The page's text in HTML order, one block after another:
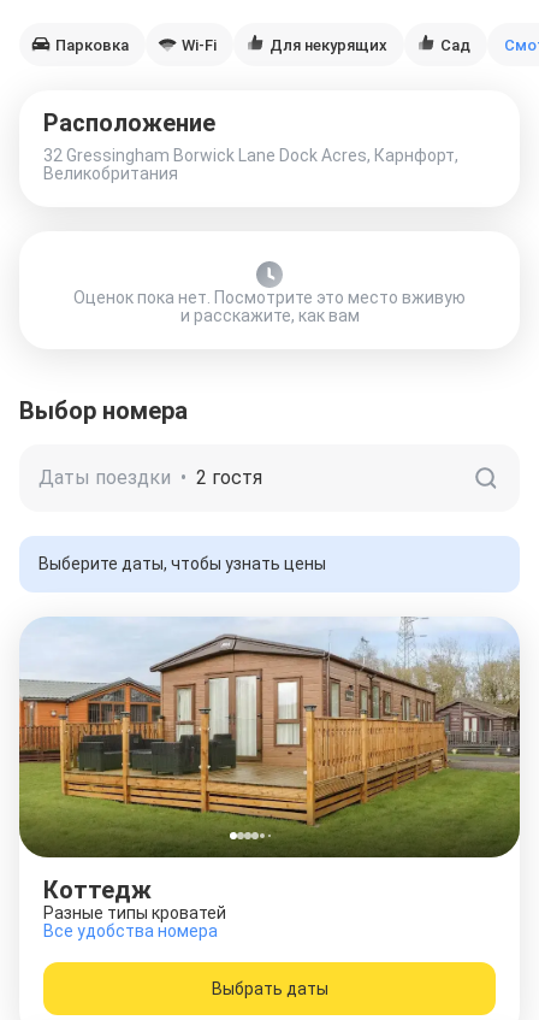
Парковка Wi-Fi Для некурящих Сад
Расположение
32 Gressingham Borwick Lane Dock Acres, Карнфорт,
Великобритания
Оценок пока нет. Посмотрите это место вживую
и расскажите, как вам
Выбор номера
Даты поездки • 2 гостя
Выберите даты, чтобы узнать цены
Коттедж
Разные типы кроватей
Все удобства номера
Выбрать даты